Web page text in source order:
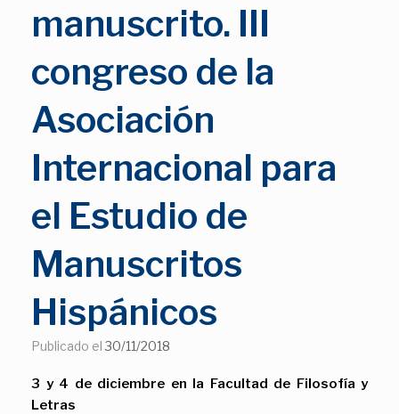
manuscrito. III
congreso de la
Asociación
Internacional para
el Estudio de
Manuscritos
Hispánicos
Publicado el30/11/2018
3 y 4 de diciembre en la Facultad de Filosofía y
Letras